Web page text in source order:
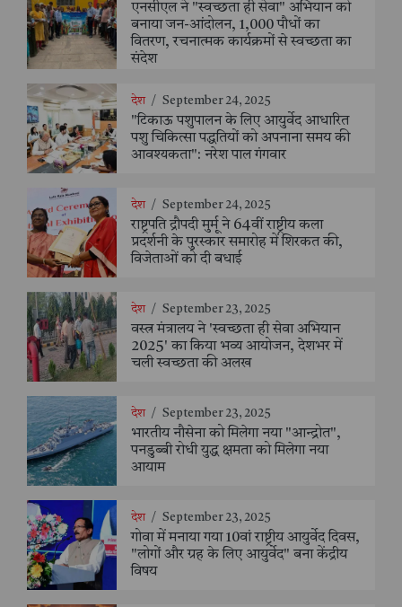
एनसीएल ने "स्वच्छता ही सेवा" अभियान को
बनाया जन-आंदोलन, 1,000 पौधों का
वितरण, रचनात्मक कार्यक्रमों से स्वच्छता का
संदेश
देश / September 24, 2025
"टिकाऊ पशुपालन के लिए आयुर्वेद आधारित
पशु चिकित्सा पद्धतियों को अपनाना समय की
आवश्यकता": नरेश पाल गंगवार
देश / September 24, 2025
राष्ट्रपति द्रौपदी मुर्मू ने 64वीं राष्ट्रीय कला
प्रदर्शनी के पुरस्कार समारोह में शिरकत की,
विजेताओं को दी बधाई
देश / September 23, 2025
वस्त्र मंत्रालय ने 'स्वच्छता ही सेवा अभियान
2025' का किया भव्य आयोजन, देशभर में
चली स्वच्छता की अलख
देश / September 23, 2025
भारतीय नौसेना को मिलेगा नया "आन्द्रोत",
पनडुब्बी रोधी युद्ध क्षमता को मिलेगा नया
आयाम
देश / September 23, 2025
गोवा में मनाया गया 10वां राष्ट्रीय आयुर्वेद दिवस,
"लोगों और ग्रह के लिए आयुर्वेद" बना केंद्रीय
विषय